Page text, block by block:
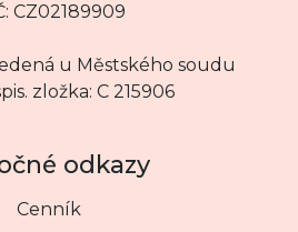
CZ02189909
u Městského soudu
zložka: C 215906
odkazy
Cenník